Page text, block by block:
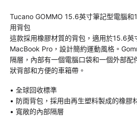
Tucano GOMMO 15.6英寸筆記型電腦
用背包
這款採用橡膠材質的背包，適用於15.6英
MacBook Pro，設計簡約運動風格。
隔層，內部有一個電腦口袋和一個外部配
狀背部和方便的車箱帶。
• 全球回收標準
• 防雨背包，採用由再生塑料製成的橡膠
• 寬敞的內部隔層